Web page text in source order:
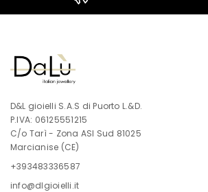
D&L gioielli S.A.S di Puorto L.&D.
P.IVA: 06125551215
C/o Tarì - Zona ASI Sud 81025
Marcianise (CE)
+393483336587
info@dlgioielli.it